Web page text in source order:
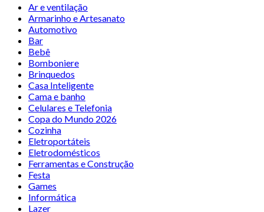
Ar e ventilação
Armarinho e Artesanato
Automotivo
Bar
Bebê
Bomboniere
Brinquedos
Casa Inteligente
Cama e banho
Celulares e Telefonia
Copa do Mundo 2026
Cozinha
Eletroportáteis
Eletrodomésticos
Ferramentas e Construção
Festa
Games
Informática
Lazer